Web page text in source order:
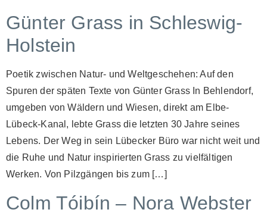
Günter Grass in Schleswig-
Holstein
Poetik zwischen Natur- und Weltgeschehen: Auf den
Spuren der späten Texte von Günter Grass In Behlendorf,
umgeben von Wäldern und Wiesen, direkt am Elbe-
Lübeck-Kanal, lebte Grass die letzten 30 Jahre seines
Lebens. Der Weg in sein Lübecker Büro war nicht weit und
die Ruhe und Natur inspirierten Grass zu vielfältigen
Werken. Von Pilzgängen bis zum […]
Colm Tóibín – Nora Webster